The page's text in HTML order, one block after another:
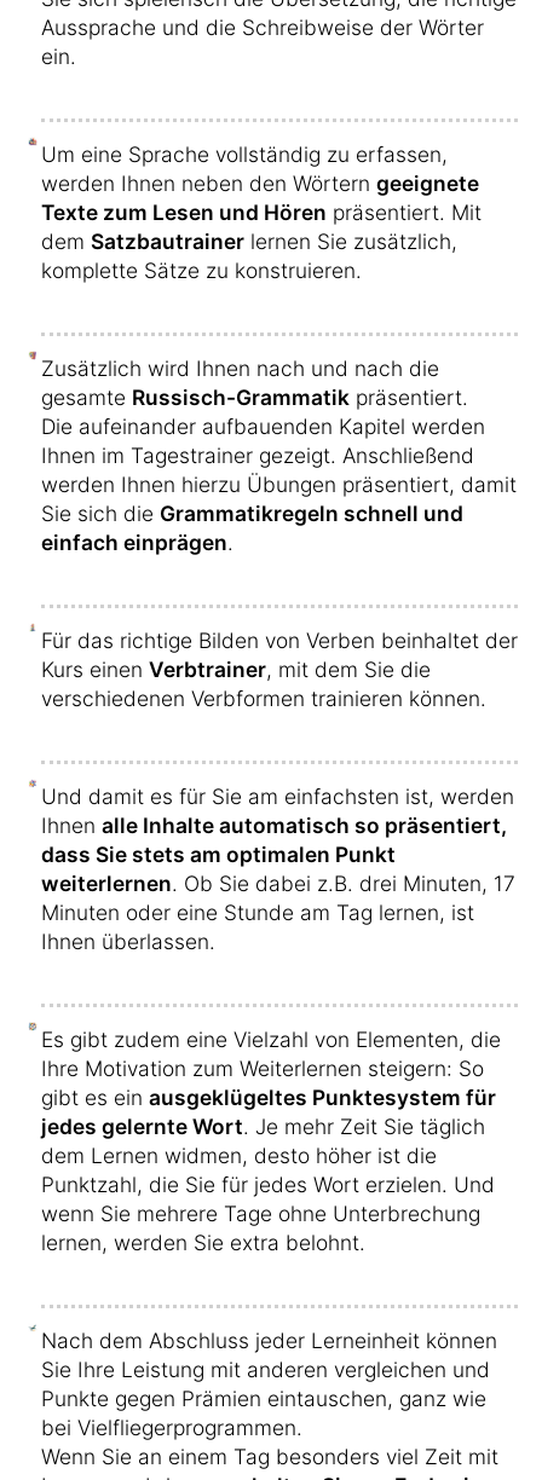
Aussprache und die Schreibweise der Wörter
ein.
Um eine Sprache vollständig zu erfassen,
werden Ihnen neben den Wörtern geeignete
Texte zum Lesen und Hören präsentiert. Mit
dem Satzbautrainer lernen Sie zusätzlich,
komplette Sätze zu konstruieren.
Zusätzlich wird Ihnen nach und nach die
gesamte Russisch-Grammatik präsentiert.
Die aufeinander aufbauenden Kapitel werden
Ihnen im Tagestrainer gezeigt. Anschließend
werden Ihnen hierzu Übungen präsentiert, damit
Sie sich die Grammatikregeln schnell und
einfach einprägen.
Für das richtige Bilden von Verben beinhaltet der
Kurs einen Verbtrainer, mit dem Sie die
verschiedenen Verbformen trainieren können.
Und damit es für Sie am einfachsten ist, werden
Ihnen alle Inhalte automatisch so präsentiert,
dass Sie stets am optimalen Punkt
weiterlernen. Ob Sie dabei z.B. drei Minuten, 17
Minuten oder eine Stunde am Tag lernen, ist
Ihnen überlassen.
Es gibt zudem eine Vielzahl von Elementen, die
Ihre Motivation zum Weiterlernen steigern: So
gibt es ein ausgeklügeltes Punktesystem für
jedes gelernte Wort. Je mehr Zeit Sie täglich
dem Lernen widmen, desto höher ist die
Punktzahl, die Sie für jedes Wort erzielen. Und
wenn Sie mehrere Tage ohne Unterbrechung
lernen, werden Sie extra belohnt.
Nach dem Abschluss jeder Lerneinheit können
Sie Ihre Leistung mit anderen vergleichen und
Punkte gegen Prämien eintauschen, ganz wie
bei Vielfliegerprogrammen.
Wenn Sie an einem Tag besonders viel Zeit mit